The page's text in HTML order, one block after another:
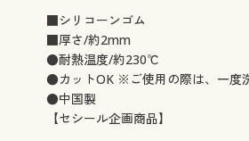
■シリコーンゴム
■厚さ/約2mm
●耐熱温度/約230℃
●カットOK ※ご使用の際は、一度
●中国製
【セシール企画商品】